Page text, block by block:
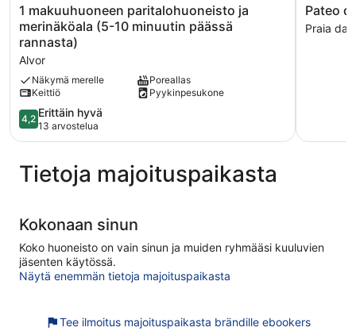
1
makuuhuoneen
paritalohuoneisto
ja
merinäköala
(5-
10
minuutin
päässä
1 makuuhuoneen paritalohuoneisto ja
merinäköala (5-10 minuutin päässä
rannasta)
Alvor
Näkymä merelle
Poreallas
Keittiö
Pyykinpesukone
4.2
kautta
5,
hyvä,
13
4,2 Erittäin hyvä
13 arvostelua
Pateo
da
Rocha
Pateo
Praia da
Tietoja majoituspaikasta
Kokonaan sinun
Koko huoneisto on vain sinun ja muiden ryhmääsi kuuluvien
jäsenten käytössä.
Näytä enemmän tietoja majoituspaikasta
Tee ilmoitus majoituspaikasta brändille ebookers